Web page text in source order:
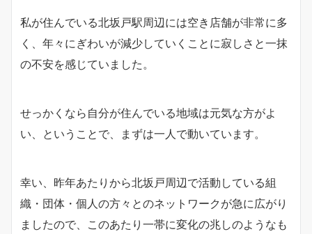
私が住んでいる北坂戸駅周辺には空き店舗が非常に多
く、年々にぎわいが減少していくことに寂しさと一抹
の不安を感じていました。
せっかくなら自分が住んでいる地域は元気な方がよ
い、ということで、まずは一人で動いています。
幸い、昨年あたりから北坂戸周辺で活動している組
織・団体・個人の方々とのネットワークが急に広がり
ましたので、このあたり一帯に変化の兆しのようなも